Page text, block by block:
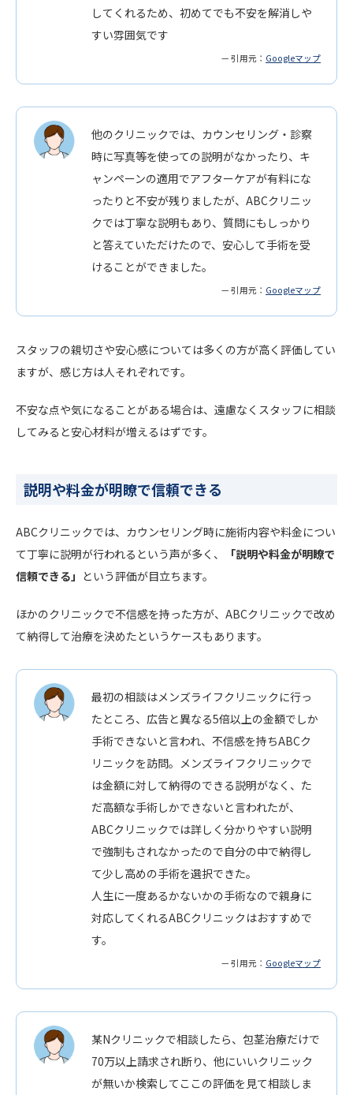
してくれるため、初めてでも不安を解消しや
すい雰囲気です
— 引用元： Googleマップ
他のクリニックでは、カウンセリング・診察
時に写真等を使っての説明がなかったり、キ
ャンペーンの適用でアフターケアが有料にな
ったりと不安が残りましたが、ABCクリニッ
クでは丁寧な説明もあり、質問にもしっかり
と答えていただけたので、安心して手術を受
けることができました。
— 引用元： Googleマップ
スタッフの親切さや安心感については多くの方が高く評価してい
ますが、感じ方は人それぞれです。
不安な点や気になることがある場合は、遠慮なくスタッフに相談
してみると安心材料が増えるはずです。
説明や料金が明瞭で信頼できる
ABCクリニックでは、カウンセリング時に施術内容や料金につい
て丁寧に説明が行われるという声が多く、
「説明や料金が明瞭で
信頼できる」 という評価が目立ちます。
ほかのクリニックで不信感を持った方が、ABCクリニックで改め
て納得して治療を決めたというケースもあります。
最初の相談はメンズライフクリニックに行っ
たところ、広告と異なる5倍以上の金額でしか
手術できないと言われ、不信感を持ちABCク
リニックを訪問。メンズライフクリニックで
は金額に対して納得のできる説明がなく、た
だ高額な手術しかできないと言われたが、
ABCクリニックでは詳しく分かりやすい説明
で強制もされなかったので自分の中で納得し
て少し高めの手術を選択できた。
人生に一度あるかないかの手術なので親身に
対応してくれるABCクリニックはおすすめで
す。
— 引用元： Googleマップ
某Nクリニックで相談したら、包茎治療だけで
70万以上請求され断り、他にいいクリニック
が無いか検索してここの評価を見て相談しま